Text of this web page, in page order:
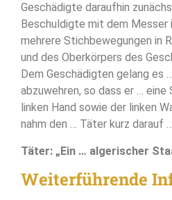
Geschädigte daraufhin
Beschuldigte mit dem Messer
mehrere Stichbewegungen in
und des Oberkörpers des
Dem Geschädigten gelang es
abzuwehren, so dass er …
linken Hand sowie der linken
nahm den … Täter kurz darauf
Täter: „Ein … algerischer
Weiterführende